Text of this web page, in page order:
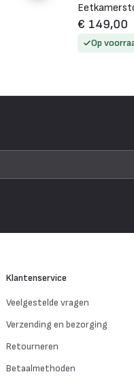
€ 149,00
Op
Klantenservice
Veelgestelde vragen
Verzending en bezorging
Retourneren
Betaalmethoden